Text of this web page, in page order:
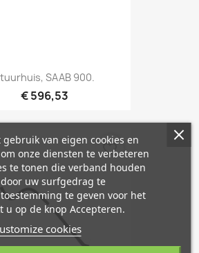
SAAB 900.
€ 596,53
favorite_border
gebruik van eigen cookies en
onze diensten te verbeteren
te tonen die verband houden
uw surfgedrag te
te geven voor het
op de knop Accepteren.
cookies